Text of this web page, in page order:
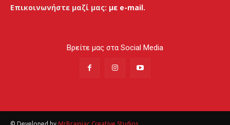
Επικοινωνήστε μαζί μας: με e-mail.
Βρείτε μας στα Social Media